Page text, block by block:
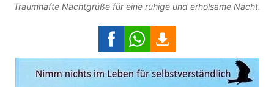
Traumhafte Nachtgrüße für eine ruhige und erholsame Nacht.